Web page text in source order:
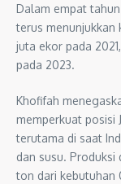
Dalam empat
terus menunjukkan
juta ekor pada
pada 2023.
Khofifah
memperkuat posisi
terutama di saat
dan susu. Produksi
ton dari kebutuhan